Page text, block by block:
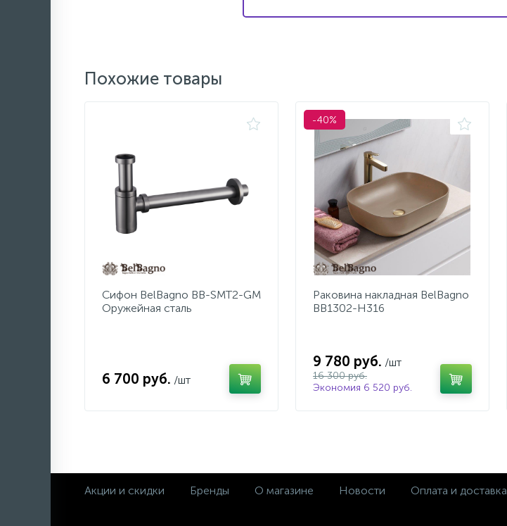
Похожие товары
Сифон BelBagno BB-SMT2-GM
Оружейная сталь
6 700 руб. /шт
-40%
Раковина накладная BelBagno
BB1302-H316
9 780 руб. /шт
16 300 руб.
Экономия 6 520 руб.
Акции и скидки Бренды О магазине Новости Оплата и доставка